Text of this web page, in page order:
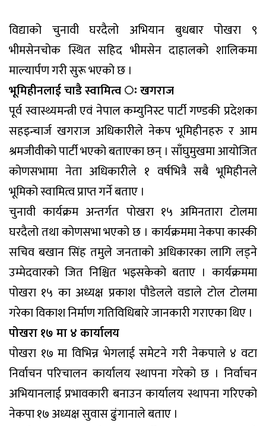
विद्याको चुनावी घरदैलो अभियान बुधबार पोखरा ९
भीमसेनचोक स्थित सहिद भीमसेन दाहालको शालिकमा
माल्यार्पण गरी सुरू भएको छ ।
भूमिहीनलाई चाडै स्वामित्व ः खगराज
पूर्व स्वास्थ्यमन्त्री एवं नेपाल कम्युनिस्ट पार्टी गण्डकी प्रदेशका
सहइन्चार्ज खगराज अधिकारीले नेकप भूमिहीनहरु र आम
श्रमजीवीको पार्टी भएको बताएका छन् । साँघुमुखमा आयोजित
कोणसभामा नेता अधिकारीले १ वर्षभित्रै सबै भूमिहीनले
भूमिको स्वामित्व प्राप्त गर्ने बताए ।
चुनावी कार्यक्रम अन्तर्गत पोखरा १५ अमिनतारा टोलमा
घरदैलो तथा कोणसभा भएको छ । कार्यक्रममा नेकपा कास्की
सचिव बखान सिंह तमुले जनताको अधिकारका लागि लड्ने
उम्मेदवारको जित निश्चित भइसकेको बताए । कार्यक्रममा
पोखरा १५ का अध्यक्ष प्रकाश पौडेलले वडाले टोल टोलमा
गरेका विकाश निर्माण गतिविधिबारे जानकारी गराएका थिए ।
पोखरा १७ मा ४ कार्यालय
पोखरा १७ मा विभिन्न भेगलाई समेटने गरी नेकपाले ४ वटा
निर्वाचन परिचालन कार्यालय स्थापना गरेको छ । निर्वाचन
अभियानलाई प्रभावकारी बनाउन कार्यालय स्थापना गरिएको
नेकपा १७ अध्यक्ष सुवास ढुंगानाले बताए ।